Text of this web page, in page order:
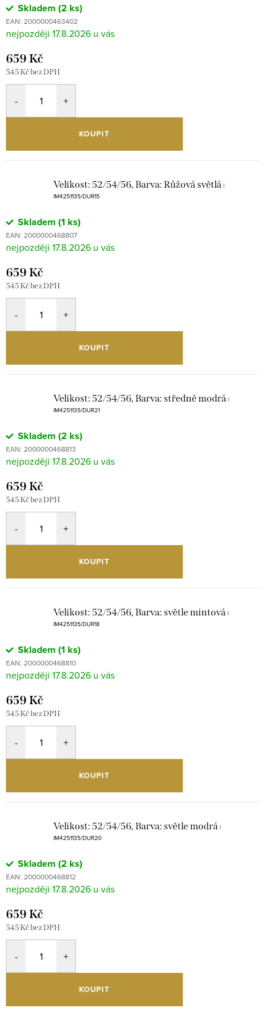
Skladem (2 ks)
EAN: 2000000463402
17.8.2026
659 Kč
545 Kč bez DPH
KOUPIT
Velikost: 52/54/56, Barva: Růžová světlá |
IM4251135/DUR15
Skladem (1 ks)
EAN: 2000000468807
17.8.2026
659 Kč
545 Kč bez DPH
KOUPIT
Velikost: 52/54/56, Barva: středně modrá |
IM4251135/DUR21
Skladem (2 ks)
EAN: 2000000468813
17.8.2026
659 Kč
545 Kč bez DPH
KOUPIT
Velikost: 52/54/56, Barva: světle mintová |
IM4251135/DUR18
Skladem (1 ks)
EAN: 2000000468810
17.8.2026
659 Kč
545 Kč bez DPH
KOUPIT
Velikost: 52/54/56, Barva: světle modrá |
IM4251135/DUR20
Skladem (2 ks)
EAN: 2000000468812
17.8.2026
659 Kč
545 Kč bez DPH
KOUPIT